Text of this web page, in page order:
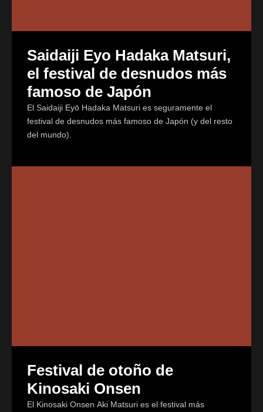
Saidaiji Eyo Hadaka Matsuri,
el festival de desnudos más
famoso de Japón
El Saidaiji Eyō Hadaka Matsuri es seguramente el
festival de desnudos más famoso de Japón (y del resto
del mundo).
Festival de otoño de
Kinosaki Onsen
El Kinosaki Onsen Aki Matsuri es el festival más